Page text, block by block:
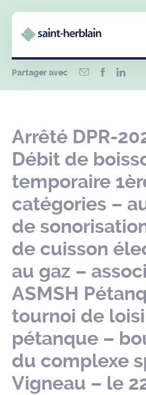
Partager avec
Arrêté DPR-
Débit de
temporaire
catégories –
de
de cuisson
au gaz –
ASMSH
tournoi de
pétanque –
du complexe
Vigneau – le